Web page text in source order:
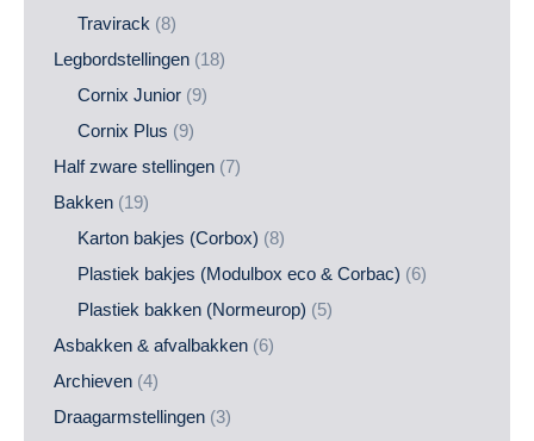
Travirack (8)
Legbordstellingen (18)
Cornix Junior (9)
Cornix Plus (9)
Half zware stellingen (7)
Bakken (19)
Karton bakjes (Corbox) (8)
Plastiek bakjes (Modulbox eco & Corbac) (6)
Plastiek bakken (Normeurop) (5)
Asbakken & afvalbakken (6)
Archieven (4)
Draagarmstellingen (3)